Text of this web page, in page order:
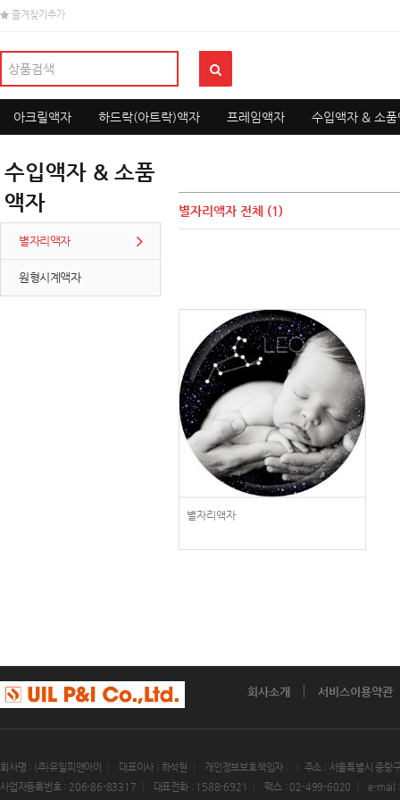
즐겨찾기추가
아크릴액자 하드락(아트락)액자 프레임액자 수입액자 & 소품
수입액자 & 소품
액자
별자리액자
원형시계액자
별자리액자 전체 (1)
별자리액자
회사소개 서비스이용약관
회사명 : (주)유일피앤아이 대표이사 : 하석현 개인정보보호책임자 :
주소 : 서울특별시 중
사업자등록번호 : 206-86-83317
대표전화 : 1588-6921 팩스 : 02-499-6020
e-mail